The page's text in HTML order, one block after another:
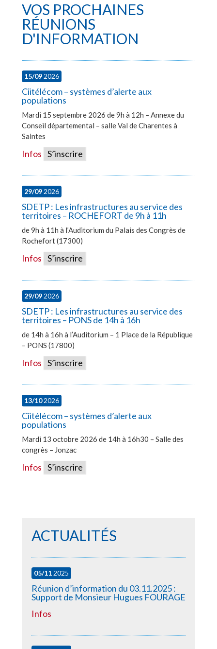
VOS PROCHAINES
RÉUNIONS
D'INFORMATION
15/092026
Ciitélécom – systèmes d’alerte aux
populations
Mardi 15 septembre 2026 de 9h à 12h – Annexe du
Conseil départemental – salle Val de Charentes à
Saintes
Infos S’inscrire
29/092026
SDETP : Les infrastructures au service des
territoires – ROCHEFORT de 9h à 11h
de 9h à 11h à l’Auditorium du Palais des Congrès de
Rochefort (17300)
Infos S’inscrire
29/092026
SDETP : Les infrastructures au service des
territoires – PONS de 14h à 16h
de 14h à 16h à l’Auditorium – 1 Place de la République
– PONS (17800)
Infos S’inscrire
13/102026
Ciitélécom – systèmes d’alerte aux
populations
Mardi 13 octobre 2026 de 14h à 16h30 – Salle des
congrès – Jonzac
Infos S’inscrire
ACTUALITÉS
05/112025
Réunion d’information du 03.11.2025 :
Support de Monsieur Hugues FOURAGE
Infos